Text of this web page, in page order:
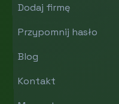
Dodaj firmę
Przypomnij hasło
Blog
Kontakt